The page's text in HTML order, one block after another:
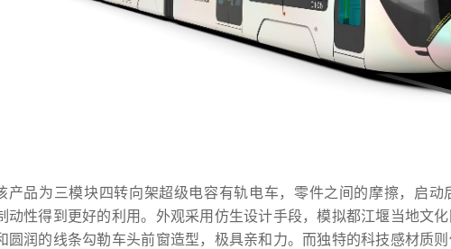
产品为三模块四转向架超级电容有轨电车，零件之间的摩擦，启
动性得到更好的利用。外观采用仿生设计手段，模拟都江堰当地文
圆润的线条勾勒车头前窗造型，极具亲和力。而独特的科技感材质